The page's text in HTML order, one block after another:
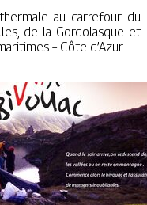
au carrefour du
de la Gordolasque et
– Côte d’Azur.